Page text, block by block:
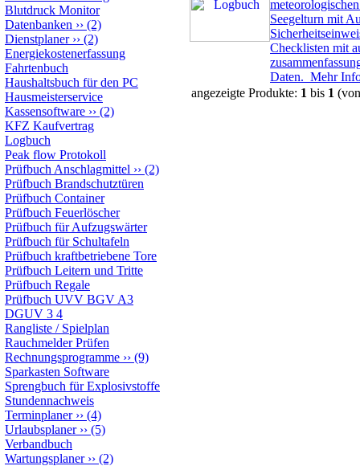
Blutdruck Monitor
Datenbanken ›› (2)
Dienstplaner›› (2)
Energiekostenerfassung
Fahrtenbuch
Haushaltsbuch für den PC
Hausmeisterservice
Kassensoftware ›› (2)
KFZ Kaufvertrag
Logbuch
Peak flow Protokoll
Prüfbuch Anschlagmittel ›› (2)
Prüfbuch Brandschutztüren
Prüfbuch Container
Prüfbuch Feuerlöscher
Prüfbuch für Aufzugswärter
Prüfbuch für Schultafeln
Prüfbuch kraftbetriebene Tore
Prüfbuch Leitern und Tritte
Prüfbuch Regale
Prüfbuch UVV BGV A3
DGUV 3 4
Rangliste / Spielplan
Rauchmelder Prüfen
Rechnungsprogramme ›› (9)
Sparkasten Software
Sprengbuch für Explosivstoffe
Stundennachweis
Terminplaner›› (4)
Urlaubsplaner›› (5)
Verbandbuch
Wartungsplaner›› (2)
Seegelturn mit
Checklisten mit
Daten. Mehr
angezeigte Produkte: 1 bis 1